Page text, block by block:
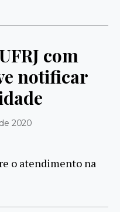
com
notificar
2020
o atendimento na